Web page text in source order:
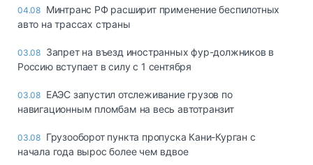
04.08 Минтранс РФ расширит применение беспилотных
авто на трассах страны
03.08 Запрет на въезд иностранных фур-должников в
Россию вступает в силу с 1 сентября
03.08 ЕАЭС запустил отслеживание грузов по
навигационным пломбам на весь автотранзит
03.08 Грузооборот пункта пропуска Кани-Курган с
начала года вырос более чем вдвое